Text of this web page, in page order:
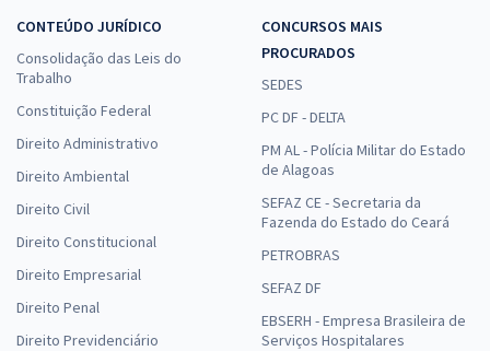
CONTEÚDO JURÍDICO
Consolidação das Leis do
Trabalho
Constituição Federal
Direito Administrativo
Direito Ambiental
Direito Civil
Direito Constitucional
Direito Empresarial
Direito Penal
Direito Previdenciário
CONCURSOS MAIS
PROCURADOS
SEDES
PC DF - DELTA
PM AL - Polícia Militar do Estado
de Alagoas
SEFAZ CE - Secretaria da
Fazenda do Estado do Ceará
PETROBRAS
SEFAZ DF
EBSERH - Empresa Brasileira de
Serviços Hospitalares